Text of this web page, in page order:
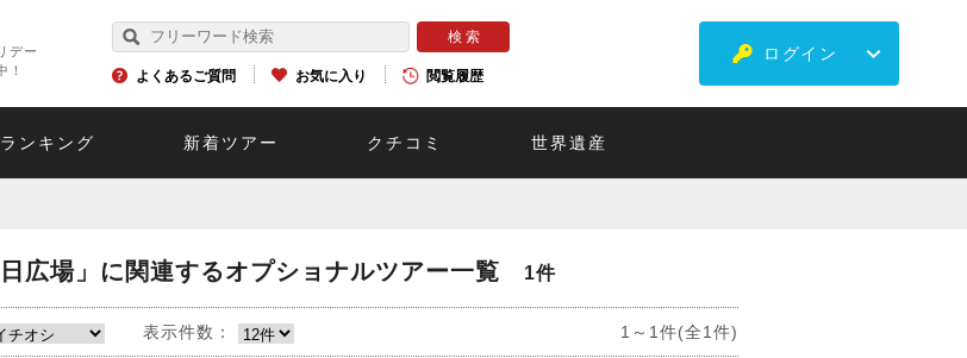
デー
！
よくあるご質問 お気に入り 閲覧履歴
ログイン
ランキング 新着ツアー クチコミ 世界遺産
日広場」に関連するオプショナルツアー一覧 1件
表示件数： 1～1件(全1件)